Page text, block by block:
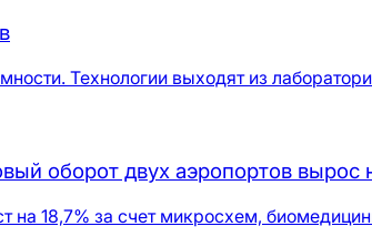
Технологии выходят из
оборот двух аэропортов вырос
18,7% за счет микросхем,